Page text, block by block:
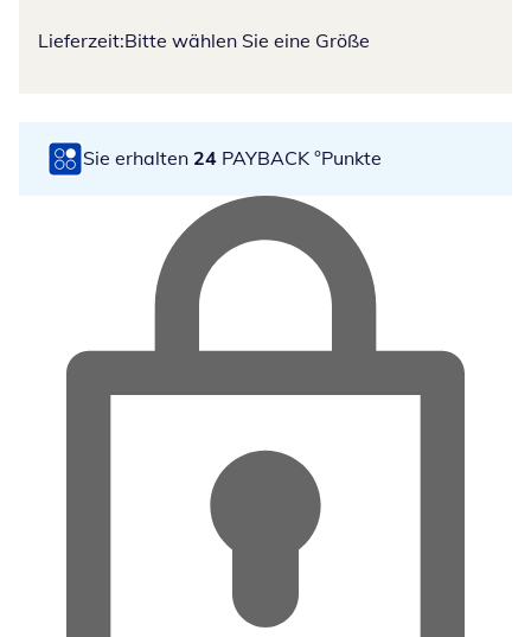
Lieferzeit:Bitte wählen Sie eine Größe
Sie erhalten 24 PAYBACK °Punkte